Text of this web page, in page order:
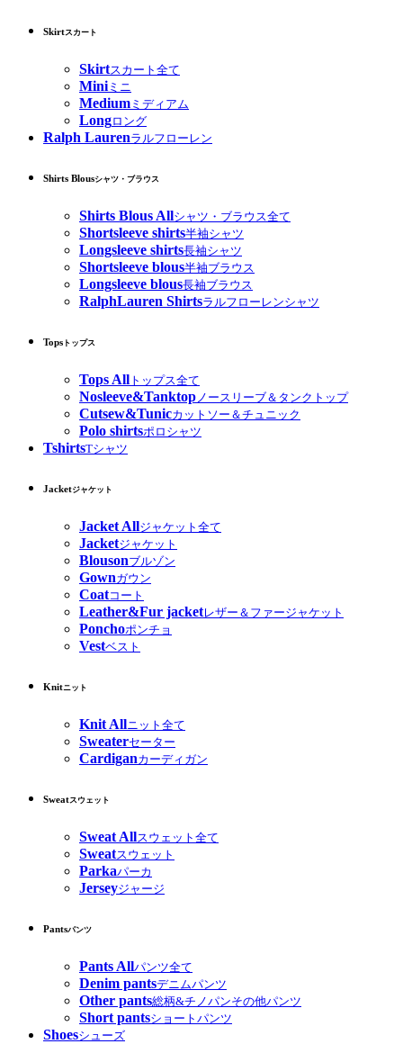
Skirtスカート
Skirtスカート全て
Miniミニ
Medium ミディアム
Longロング
Ralph Laurenラルフローレン
Shirts Blousシャツ・ブラウス
Shirts Blous Allシャツ・ブラウス全て
Shortsleeve shirts半袖シャツ
Longsleeve shirts長袖シャツ
Shortsleeve blous半袖ブラウス
Longsleeve blous長袖ブラウス
RalphLauren Shirtsラルフローレンシャツ
Tops トップス
Tops All トップス全て
Nosleeve&Tanktop ノースリーブ＆タンクトップ
Cutsew&Tunicカットソー＆チュニック
Polo shirtsポロシャツ
TshirtsTシャツ
Jacketジャケット
Jacket Allジャケット全て
Jacketジャケット
Blousonブルゾン
Gownガウン
Coatコート
Leather&Fur jacketレザー＆ファージャケット
Ponchoポンチョ
Vestベスト
Knitニット
Knit Allニット全て
Sweaterセーター
Cardiganカーディガン
Sweatスウェット
Sweat Allスウェット全て
Sweatスウェット
Parkaパーカ
Jerseyジャージ
Pantsパンツ
Pants Allパンツ全て
Denim pantsデニムパンツ
Other pants総柄&チノパンその他パンツ
Short pantsショートパンツ
Shoesシューズ